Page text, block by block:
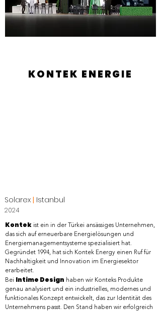
KONTEK ENERGIE
Solarex | Istanbul
2024
Kontek ist ein in der Türkei ansässiges Unternehmen,
das sich auf erneuerbare Energielösungen und
Energiemanagementsysteme spezialisiert hat.
Gegründet 1994, hat sich Kontek Energy einen Ruf für
Nachhaltigkeit und Innovation im Energiesektor
erarbeitet.
Bei Intime Design haben wir Konteks Produkte
genau analysiert und ein industrielles, modernes und
funktionales Konzept entwickelt, das zur Identität des
Unternehmens passt. Den Stand haben wir erfolgreich